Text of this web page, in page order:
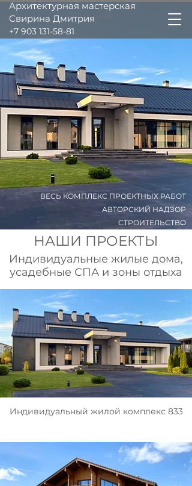
Архитектурная мастерская
Свирина Дмитрия
+7 903 131-58-81
ВЕСЬ КОМПЛЕКС ПРОЕКТНЫХ РАБОТ
АВТОРСКИЙ НАДЗОР
СТРОИТЕЛЬСТВО
НАШИ ПРОЕКТЫ
Индивидуальные жилые дома,
усадебные СПА и зоны отдыха
Индивидуальный жилой комплекс 833